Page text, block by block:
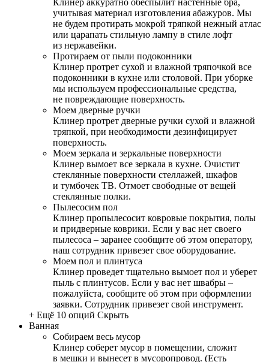
учитывая материал изготовления абажуров. Мы
не будем протирать мокрой тряпкой нежный атлас
или царапать стильную лампу в стиле лофт
из нержавейки.
Протираем от пыли подоконники
Клинер протрет сухой и влажной тряпочкой все
подоконники в кухне или столовой. При уборке
мы используем профессиональные средства,
не повреждающие поверхность.
Моем дверные ручки
Клинер протрет дверные ручки сухой и влажной
тряпкой, при необходимости дезинфицирует
поверхность.
Моем зеркала и зеркальные поверхности
Клинер вымоет все зеркала в кухне. Очистит
стеклянные поверхности стеллажей, шкафов
и тумбочек ТВ. Отмоет свободные от вещей
стеклянные полки.
Пылесосим пол
Клинер пропылесосит ковровые покрытия, полы
и придверные коврики. Если у вас нет своего
пылесоса – заранее сообщите об этом оператору,
наш сотрудник привезет свое оборудование.
Моем пол и плинтуса
Клинер проведет тщательно вымоет пол и уберет
пыль с плинтусов. Если у вас нет швабры –
пожалуйста, сообщите об этом при оформлении
заявки. Сотрудник привезет свой инструмент.
+ Ещё 10 опций Скрыть
Ванная
Собираем весь мусор
Клинер соберет мусор в помещении, сложит
в мешки и вынесет в мусоропровод. (Есть